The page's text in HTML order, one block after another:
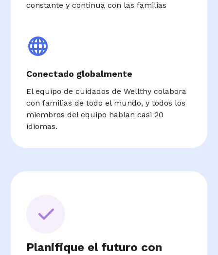
constante y continua con las familias
Conectado globalmente
El equipo de cuidados de Wellthy colabora
con familias de todo el mundo, y todos los
miembros del equipo hablan casi 20
idiomas.
Planifique el futuro con